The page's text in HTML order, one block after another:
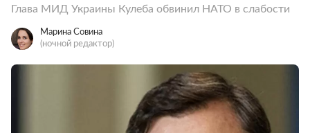
Глава МИД Украины Кулеба обвинил НАТО в слабости
Марина Совина
(ночной редактор)